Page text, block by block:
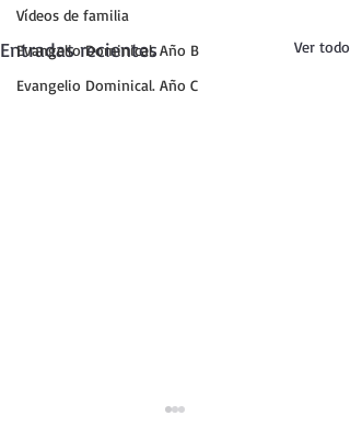
Vídeos de familia
Evangelio Dominical. Año B
Evangelio Dominical. Año C
Entradas recientes Ver todo